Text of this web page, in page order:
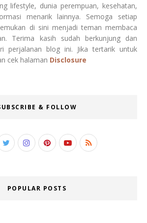
lifestyle, dunia perempuan, kesehatan,
menarik lainnya. Semoga setiap
di sini menjadi teman membaca
Terima kasih sudah berkunjung dan
perjalanan blog ini. Jika tertarik untuk
cek halaman Disclosure
& FOLLOW
POPULAR POSTS